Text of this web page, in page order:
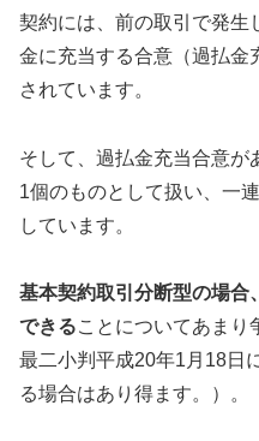
契約には、前の取引で発生
金に充当する合意（過払金
されています。
そして、過払金充当合意が
1個のものとして扱い、一
しています。
基本契約取引分断型の場合
できることについてあまり
最二小判平成20年1月18日
る場合はあり得ます。）。